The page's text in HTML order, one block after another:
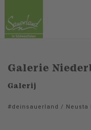
Galerie
Galerij
#deinsauerland / Neusta